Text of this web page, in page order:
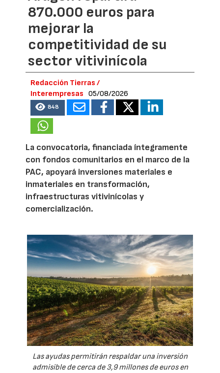
870.000 euros para
mejorar la
competitividad de su
sector vitivinícola
Redacción Tierras /
Interempresas
05/08/2026
848
La convocatoria, financiada íntegramente
con fondos comunitarios en el marco de la
PAC, apoyará inversiones materiales e
inmateriales en transformación,
infraestructuras vitivinícolas y
comercialización.
Las ayudas permitirán respaldar una inversión
admisible de cerca de 3,9 millones de euros en